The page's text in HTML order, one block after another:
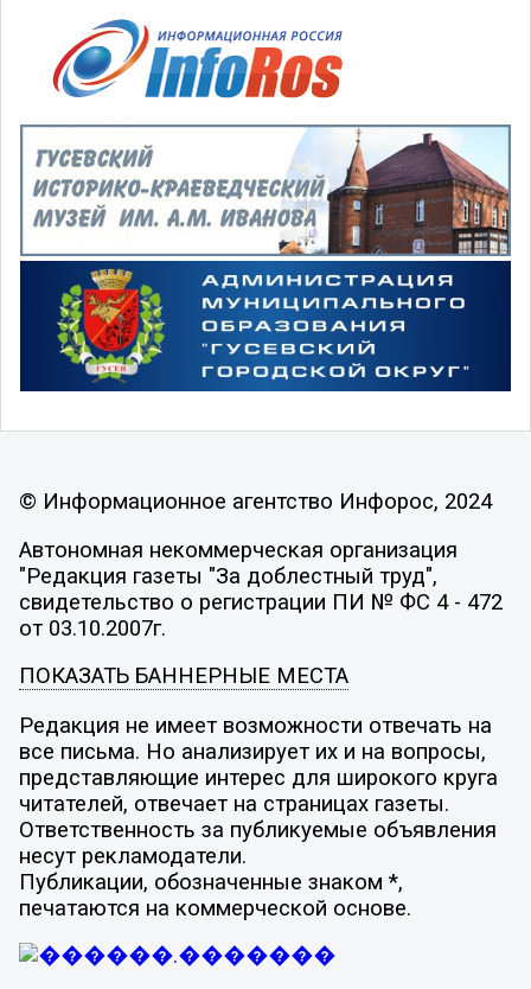
© Информационное агентство Инфорос, 2024
Автономная некоммерческая организация
"Редакция газеты "За доблестный труд",
свидетельство о регистрации ПИ № ФС 4 - 472
от 03.10.2007г.
ПОКАЗАТЬ БАННЕРНЫЕ МЕСТА
Редакция не имеет возможности отвечать на
все письма. Но анализирует их и на вопросы,
представляющие интерес для широкого круга
читателей, отвечает на страницах газеты.
Ответственность за публикуемые объявления
несут рекламодатели.
Публикации, обозначенные знаком *,
печатаются на коммерческой основе.